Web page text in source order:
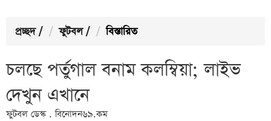
প্রচ্ছদ / ফুটবল / বিস্তারিত
চলছে পর্তুগাল বনাম কলম্বিয়া; লাইভ
দেখুন এখানে
ফুটবল ডেস্ক . বিনোদন৬৯.কম